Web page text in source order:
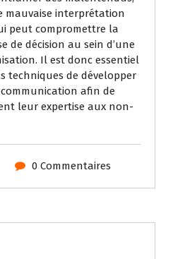
mauvaise interprétation
peut compromettre la
de décision au sein d’une
Il est donc essentiel
techniques de développer
afin de
leur expertise aux non-
0 Commentaires